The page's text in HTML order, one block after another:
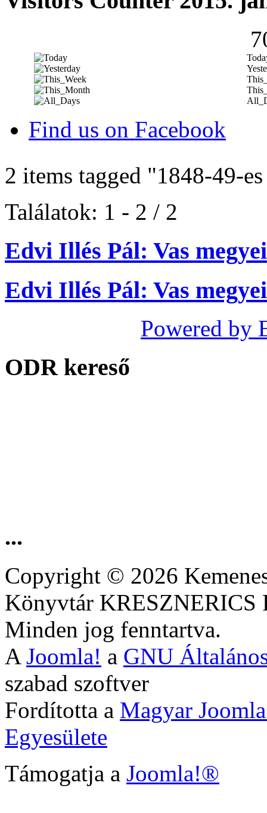
Find us on Facebook
2 items tagged "1848-49-
Találatok: 1 - 2 / 2
Edvi Illés Pál: Vas
Edvi Illés Pál: Vas
Powered by
ODR kereső
...
Copyright © 2026
Könyvtár
Minden jog fenntartva.
A Joomla! a GNU
szabad szoftver
Fordította a Magyar
Egyesülete
Támogatja a Joomla!®